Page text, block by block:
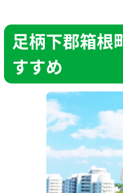
足柄下郡箱根
すすめ